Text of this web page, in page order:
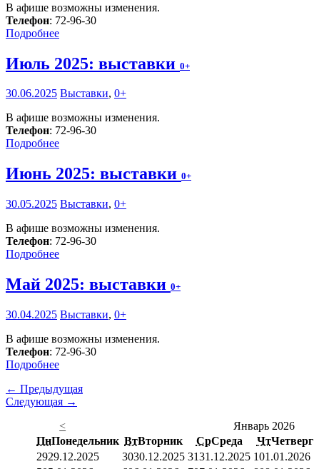
В афише возможны изменения.
Телефон: 72-96-30
Подробнее
Июль 2025: выставки 0+
30.06.2025 Выставки, 0+
В афише возможны изменения.
Телефон: 72-96-30
Подробнее
Июнь 2025: выставки 0+
30.05.2025 Выставки, 0+
В афише возможны изменения.
Телефон: 72-96-30
Подробнее
Май 2025: выставки 0+
30.04.2025 Выставки, 0+
В афише возможны изменения.
Телефон: 72-96-30
Подробнее
← Предыдущая
Следующая →
<
Январь 2026
ПнПонедельник ВтВторник СрСреда ЧтЧетверг
2929.12.2025 3030.12.2025 3131.12.2025 101.01.2026